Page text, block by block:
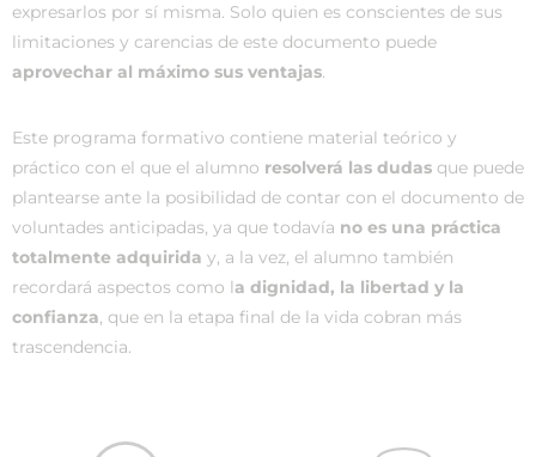
expresarlos por sí misma. Solo quien es conscientes de sus
limitaciones y carencias de este documento puede
aprovechar al máximo sus ventajas.
Este programa formativo contiene material teórico y
práctico con el que el alumno resolverá las dudas que puede
plantearse ante la posibilidad de contar con el documento de
voluntades anticipadas, ya que todavía no es una práctica
totalmente adquirida y, a la vez, el alumno también
recordará aspectos como la dignidad, la libertad y la
confianza, que en la etapa final de la vida cobran más
trascendencia.